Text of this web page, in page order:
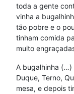
toda a gente
vinha a
tão pobre e o
tinham comida
muito
A bugalhinha (…)
Duque, Terno,
mesa, e depois